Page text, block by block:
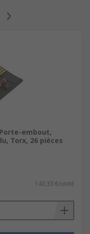
embout,
Torx, 26 pièces
143,33 €/unité